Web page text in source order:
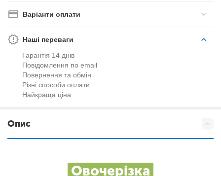
Варіанти оплати
Наші переваги
Гарантія 14 днів
Повідомлення по email
Повернення та обмін
Різні способи оплати
Найкраща ціна
Опис
Овочерізка